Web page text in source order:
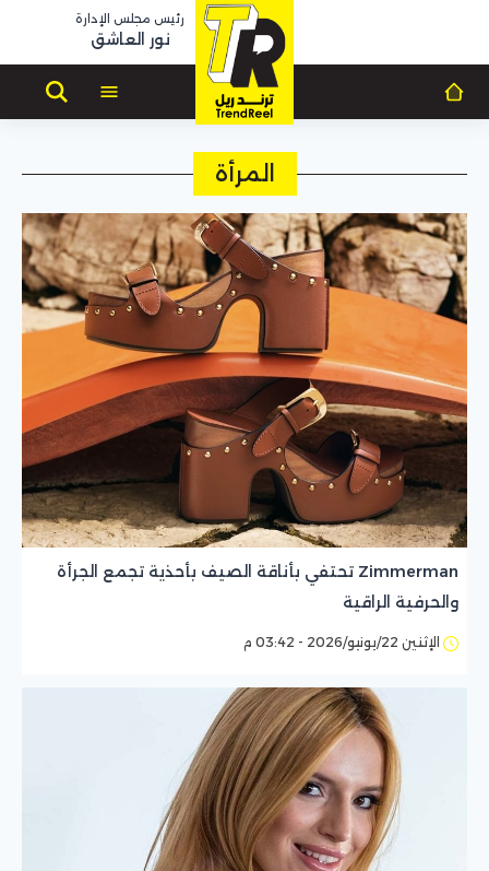
رئيس مجلس الإدارة
نور العاشق
المرأة
Zimmerman تحتفي بأناقة الصيف بأحذية تجمع الجرأة
والحرفية الراقية
الإثنين 22/يونيو/2026 - 03:42 م